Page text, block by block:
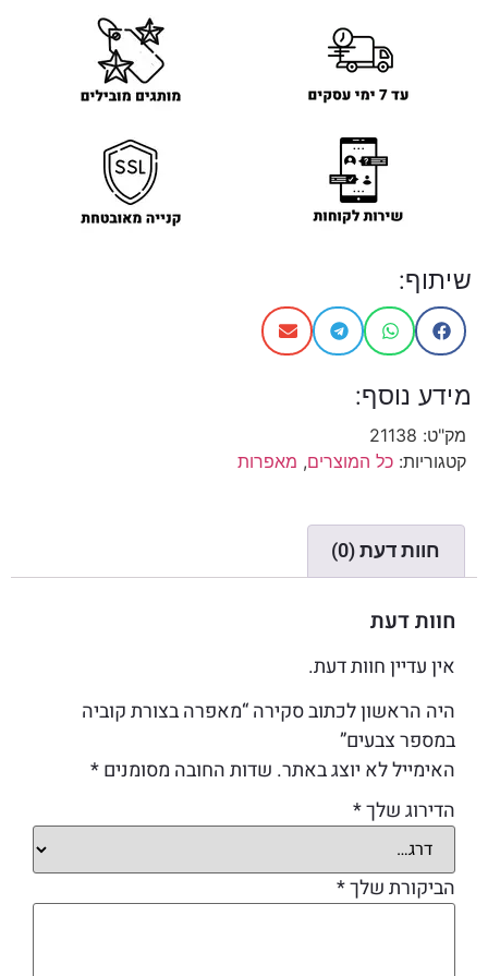
שיתוף:
מידע נוסף:
מק"ט: 21138
קטגוריות: כל המוצרים, מאפרות
חוות דעת (0)
חוות דעת
אין עדיין חוות דעת.
היה הראשון לכתוב סקירה “מאפרה בצורת קוביה
במספר צבעים”
האימייל לא יוצג באתר. שדות החובה מסומנים*
הדירוג שלך*
הביקורת שלך*